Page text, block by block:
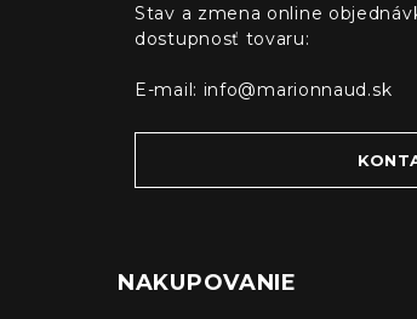
Stav a zmena online
dostupnosť tovaru:
E-mail: info@marionnaud.sk
NAKUPOVANIE